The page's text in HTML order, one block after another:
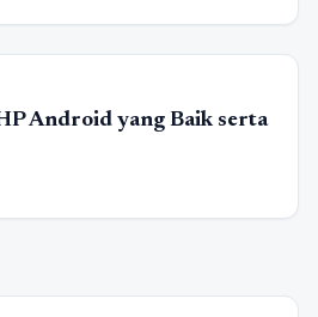
Android yang Baik serta